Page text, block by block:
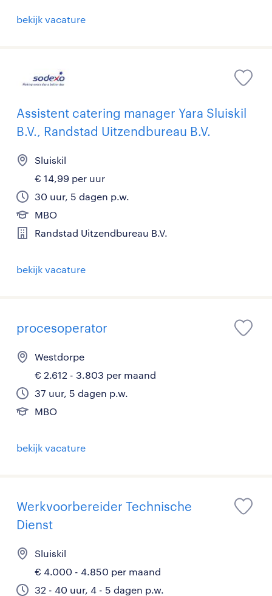
bekijk vacature
Assistent catering manager Yara Sluiskil
B.V., Randstad Uitzendbureau B.V.
Sluiskil
€ 14,99 per uur
30 uur, 5 dagen p.w.
MBO
Randstad Uitzendbureau B.V.
bekijk vacature
procesoperator
Westdorpe
€ 2.612 - 3.803 per maand
37 uur, 5 dagen p.w.
MBO
bekijk vacature
Werkvoorbereider Technische
Dienst
Sluiskil
€ 4.000 - 4.850 per maand
32 - 40 uur, 4 - 5 dagen p.w.